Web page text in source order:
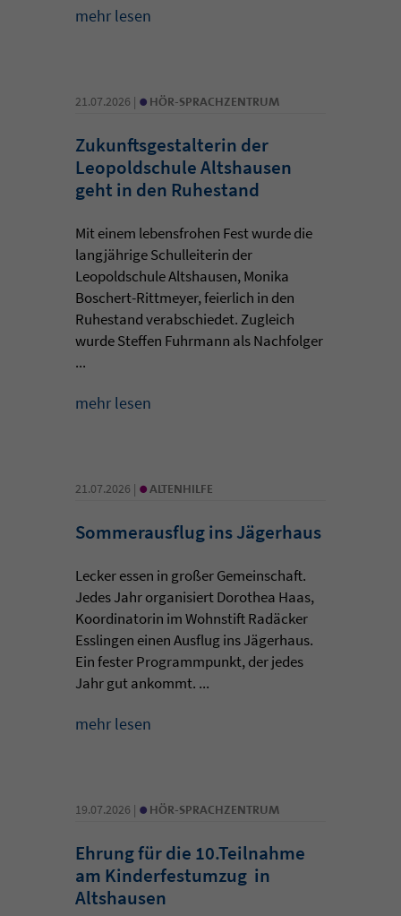
mehr lesen
21.07.2026 | • HÖR-SPRACHZENTRUM
Zukunftsgestalterin der
Leopoldschule Altshausen
geht in den Ruhestand
Mit einem lebensfrohen Fest wurde die
langjährige Schulleiterin der
Leopoldschule Altshausen, Monika
Boschert-Rittmeyer, feierlich in den
Ruhestand verabschiedet. Zugleich
wurde Steffen Fuhrmann als Nachfolger
...
mehr lesen
21.07.2026 | • ALTENHILFE
Sommerausflug ins Jägerhaus
Lecker essen in großer Gemeinschaft.
Jedes Jahr organisiert Dorothea Haas,
Koordinatorin im Wohnstift Radäcker
Esslingen einen Ausflug ins Jägerhaus.
Ein fester Programmpunkt, der jedes
Jahr gut ankommt. ...
mehr lesen
19.07.2026 | • HÖR-SPRACHZENTRUM
Ehrung für die 10.Teilnahme
am Kinderfestumzug in
Altshausen